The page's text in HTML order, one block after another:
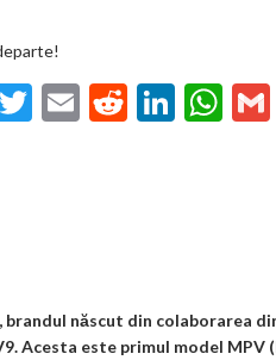
T
E
R
Li W
p
brandul născut din colaborarea
Acesta este primul model